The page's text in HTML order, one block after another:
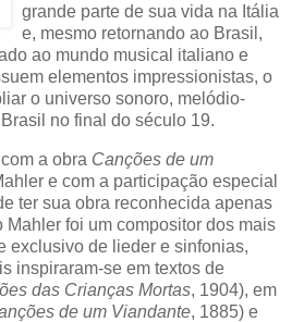
grande parte de sua vida na Itália
e, mesmo retornando ao Brasil,
ao mundo musical italiano e
elementos impressionistas, o
o universo sonoro, melódio-
no final do século 19.
a obra Canções de um
e com a participação especial
ter sua obra reconhecida apenas
Mahler foi um compositor dos mais
exclusivo de lieder e sinfonias,
inspiraram-se em textos de
das Crianças Mortas, 1904), em
de um Viandante, 1885) e